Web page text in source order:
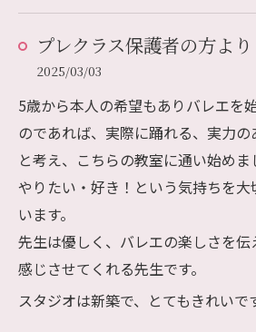
プレクラス保護者の方より
2025/03/03
5歳から本人の希望もありバレエを
のであれば、実際に踊れる、実力
と考え、こちらの教室に通い始めま
やりたい・好き！という気持ちを
います。
先生は優しく、バレエの楽しさを
感じさせてくれる先生です。
スタジオは新築で、とてもきれいで